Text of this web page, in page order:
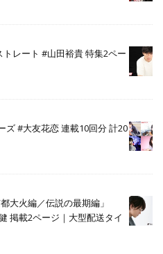
トレート #山田裕貴 特集2ペー
ズ #大友花恋 連載10回分 計20
大火編／伝説の最期編」
掲載2ページ｜大型配送タイ